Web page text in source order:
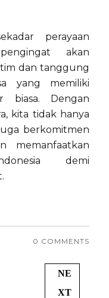
perayaan
akan
dan tanggung
yang memiliki
biasa. Dengan
kita tidak hanya
berkomitmen
memanfaatkan
demi
0 COMMENTS
NE
XT